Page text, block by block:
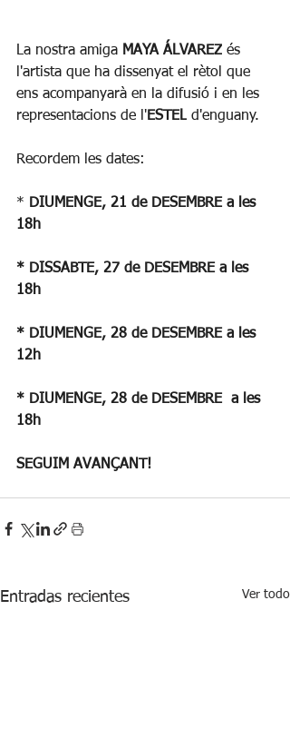
La nostra amiga MAYA ÁLVAREZ és
l'artista que ha dissenyat el rètol que
ens acompanyarà en la difusió i en les
representacions de l'ESTEL d'enguany.
Recordem les dates:
* DIUMENGE, 21 de DESEMBRE a les
18h
* DISSABTE, 27 de DESEMBRE a les
18h
* DIUMENGE, 28 de DESEMBRE a les
12h
* DIUMENGE, 28 de DESEMBRE  a les
18h
SEGUIM AVANÇANT!
Entradas recientes Ver todo